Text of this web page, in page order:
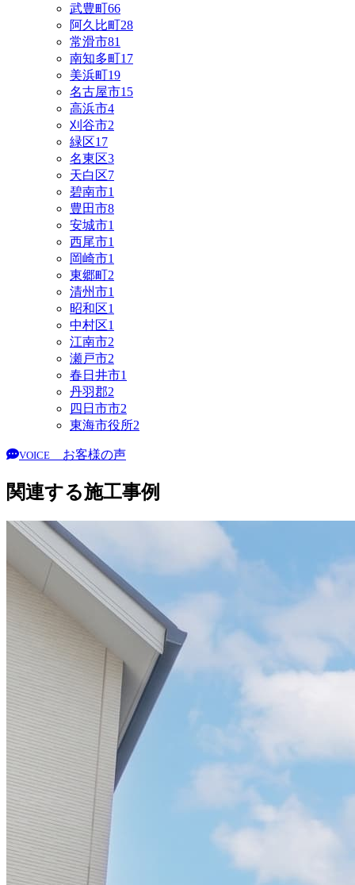
武豊町66
阿久比町28
常滑市81
南知多町17
美浜町19
名古屋市15
高浜市4
刈谷市2
緑区17
名東区3
天白区7
碧南市1
豊田市8
安城市1
西尾市1
岡崎市1
東郷町2
清州市1
昭和区1
中村区1
江南市2
瀬戸市2
春日井市1
丹羽郡2
四日市市2
東海市役所2
VOICE お客様の声
関連する施工事例